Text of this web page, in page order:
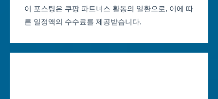
대구축제 일정
인천축제 일정
이 포스팅은 쿠팡 파트너스 활동의 일환으로, 이에 따
른 일정액의 수수료를 제공받습니다.